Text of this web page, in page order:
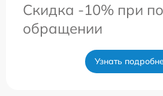
Скидка -10% при
обращении
Узнать